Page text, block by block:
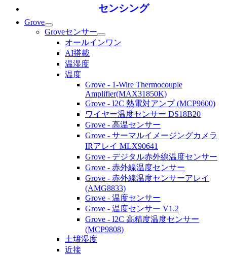
センシング
Grove
Groveセンサー
オールインワン
AI搭載
温湿度
温度
Grove - 1-Wire Thermocouple
Amplifier(MAX31850K)
Grove - I2C 熱電対アンプ (MCP9600)
ワイヤー温度センサー DS18B20
Grove - 高温センサー
Grove - サーマルイメージングカメラ
IRアレイ MLX90641
Grove - デジタル赤外線温度センサー
Grove - 赤外線温度センサー
Grove - 赤外線温度センサーアレイ
(AMG8833)
Grove - 温度センサー
Grove - 温度センサー V1.2
Grove - I2C 高精度温度センサー
(MCP9808)
土壌湿度
近接